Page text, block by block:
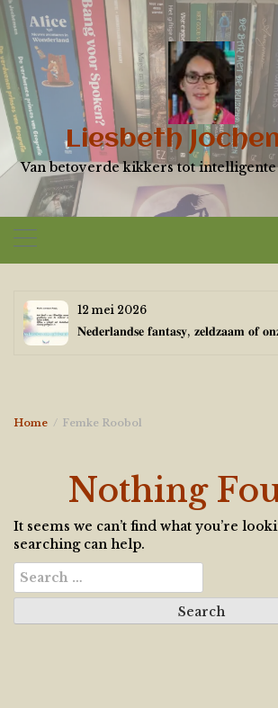
Skip
to
content
Liesbeth
Van betoverde kikkers tot
12 mei 2026
𝐍𝐞𝐝𝐞𝐫𝐥𝐚𝐧𝐝𝐬𝐞 𝐟𝐚𝐧𝐭𝐚𝐬𝐲, 𝐳𝐞𝐥𝐝𝐳𝐚𝐚𝐦 𝐨𝐟
Home Femke Roobol
Nothing
It seems we can’t find what you’re
searching can help.
Search
for: